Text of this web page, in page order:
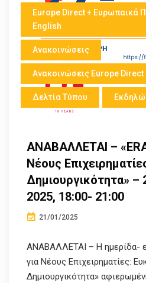
Europe Direct + Ευρωπαικά
English
Ανακοινώσεις
Ανακοινώσεις Europe Direct
Δελτία Τύπου
ΑΝΑΒΑΛΛΕΤΑΙ –
Νέους
Δημιουργικότητα» –
2025, 18:00- 21:00
21/01/2025
ΑΝΑΒΑΛΛΕΤΑΙ – Η ημερίδα-
για Νέους Επιχειρηματίες:
Δημιουργικότητα»